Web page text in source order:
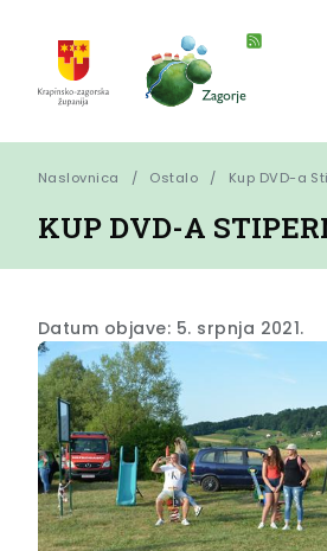
Naslovnica Ostalo Kup DVD-a
KUP DVD-A
Datum objave: 5. srpnja 2021.